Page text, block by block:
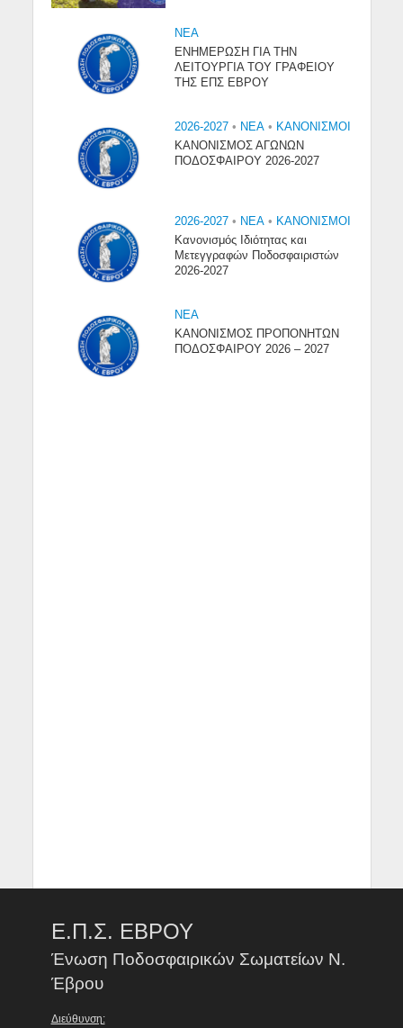
NEA
ΕΝΗΜΕΡΩΣΗ ΓΙΑ ΤΗΝ
ΛΕΙΤΟΥΡΓΙΑ ΤΟΥ ΓΡΑΦΕΙΟΥ
ΤΗΣ ΕΠΣ ΕΒΡΟΥ
2026-2027 • NEA • ΚΑΝΟΝΙΣΜΟΙ
ΚΑΝΟΝΙΣΜΟΣ ΑΓΩΝΩΝ
ΠΟΔΟΣΦΑΙΡΟΥ 2026-2027
2026-2027 • NEA • ΚΑΝΟΝΙΣΜΟΙ
Κανονισμός Ιδιότητας και
Μετεγγραφών Ποδοσφαιριστών
2026-2027
NEA
ΚΑΝΟΝΙΣΜΟΣ ΠΡΟΠΟΝΗΤΩΝ
ΠΟΔΟΣΦΑΙΡΟΥ 2026 – 2027
Ε.Π.Σ. ΕΒΡΟΥ
Ένωση Ποδοσφαιρικών Σωματείων Ν.
Έβρου
Διεύθυνση: